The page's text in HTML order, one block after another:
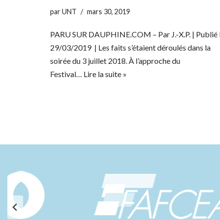
parUNT mars 30, 2019
PARU SUR DAUPHINE.COM – Par J.-X.P. | Publié
29/03/2019 | Les faits s’étaient déroulés dans la
soirée du 3 juillet 2018. À l’approche du
Festival… Lire la suite »